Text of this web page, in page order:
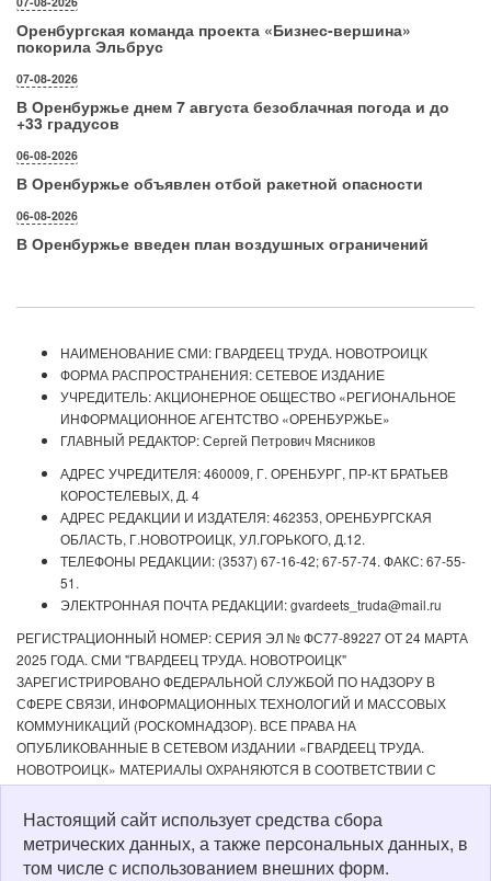
Оренбургская команда проекта «Бизнес‑вершина»
покорила Эльбрус
07-08-2026
В Оренбуржье днем 7 августа безоблачная погода и до
+33 градусов
06-08-2026
В Оренбуржье объявлен отбой ракетной опасности
06-08-2026
В Оренбуржье введен план воздушных ограничений
НАИМЕНОВАНИЕ СМИ: ГВАРДЕЕЦ ТРУДА. НОВОТРОИЦК
ФОРМА РАСПРОСТРАНЕНИЯ: СЕТЕВОЕ ИЗДАНИЕ
УЧРЕДИТЕЛЬ: АКЦИОНЕРНОЕ ОБЩЕСТВО «РЕГИОНАЛЬНОЕ
ИНФОРМАЦИОННОЕ АГЕНТСТВО «ОРЕНБУРЖЬЕ»
ГЛАВНЫЙ РЕДАКТОР: Сергей Петрович Мясников
АДРЕС УЧРЕДИТЕЛЯ: 460009, Г. ОРЕНБУРГ, ПР-КТ БРАТЬЕВ
КОРОСТЕЛЕВЫХ, Д. 4
АДРЕС РЕДАКЦИИ И ИЗДАТЕЛЯ: 462353, ОРЕНБУРГСКАЯ
ОБЛАСТЬ, Г.НОВОТРОИЦК, УЛ.ГОРЬКОГО, Д.12.
ТЕЛЕФОНЫ РЕДАКЦИИ: (3537) 67-16-42; 67-57-74. ФАКС: 67-55-
51.
ЭЛЕКТРОННАЯ ПОЧТА РЕДАКЦИИ: gvardeets_truda@mail.ru
РЕГИСТРАЦИОННЫЙ НОМЕР: СЕРИЯ ЭЛ № ФС77-89227 ОТ 24 МАРТА
2025 ГОДА. СМИ "ГВАРДЕЕЦ ТРУДА. НОВОТРОИЦК"
ЗАРЕГИСТРИРОВАНО ФЕДЕРАЛЬНОЙ СЛУЖБОЙ ПО НАДЗОРУ В
СФЕРЕ СВЯЗИ, ИНФОРМАЦИОННЫХ ТЕХНОЛОГИЙ И МАССОВЫХ
КОММУНИКАЦИЙ (РОСКОМНАДЗОР). ВСЕ ПРАВА НА
ОПУБЛИКОВАННЫЕ В СЕТЕВОМ ИЗДАНИИ «ГВАРДЕЕЦ ТРУДА.
НОВОТРОИЦК» МАТЕРИАЛЫ ОХРАНЯЮТСЯ В СООТВЕТСТВИИ С
ЗАКОНОДАТЕЛЬСТВОМ РФ. ЛЮБОЕ ИСПОЛЬЗОВАНИЕ МАТЕРИАЛОВ
ДОПУСКАЕТСЯ ТОЛЬКО ПО СОГЛАСОВАНИЮ С РЕДАКЦИЕЙ С
ОБЯЗАТЕЛЬНОЙ АКТИВНОЙ ССЫЛКОЙ НА ИСТОЧНИК. РЕДАКЦИЯ НЕ
НЕСЕТ ОТВЕТСТВЕННОСТИ ЗА ДОСТОВЕРНОСТЬ РЕКЛАМНЫХ
Настоящий сайт использует средства сбора
метрических данных, а также персональных данных, в
том числе с использованием внешних форм.